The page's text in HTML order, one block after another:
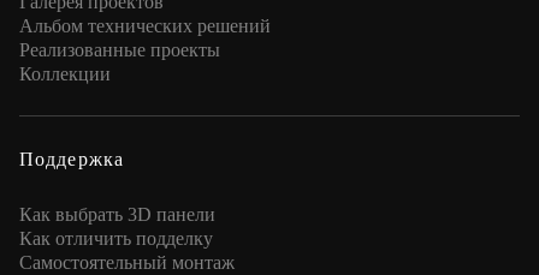
Альбом технических решений
Реализованные проекты
Коллекции
Поддержка
Как выбрать 3D панели
Как отличить подделку
Самостоятельный монтаж